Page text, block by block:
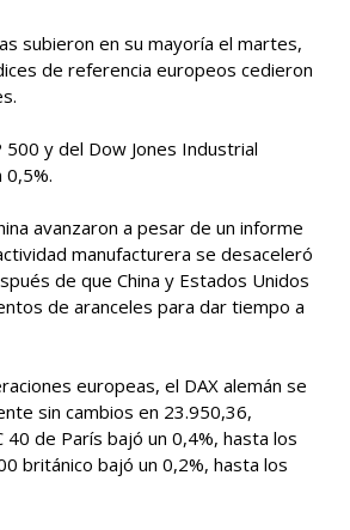
subieron en su mayoría el martes,
de referencia europeos cedieron
y del Dow Jones Industrial
0,5%.
avanzaron a pesar de un informe
manufacturera se desaceleró
de que China y Estados Unidos
de aranceles para dar tiempo a
europeas, el DAX alemán se
sin cambios en 23.950,36,
40 de París bajó un 0,4%, hasta los
británico bajó un 0,2%, hasta los